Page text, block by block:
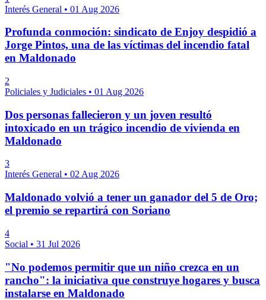
Interés General • 01 Aug 2026
Profunda conmoción: sindicato de Enjoy despidió a
Jorge Pintos, una de las víctimas del incendio fatal
en Maldonado
2
Policiales y Judiciales • 01 Aug 2026
Dos personas fallecieron y un joven resultó
intoxicado en un trágico incendio de vivienda en
Maldonado
3
Interés General • 02 Aug 2026
Maldonado volvió a tener un ganador del 5 de Oro;
el premio se repartirá con Soriano
4
Social • 31 Jul 2026
"No podemos permitir que un niño crezca en un
rancho": la iniciativa que construye hogares y busca
instalarse en Maldonado